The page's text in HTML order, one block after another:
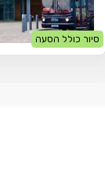
סיור כולל הסעה